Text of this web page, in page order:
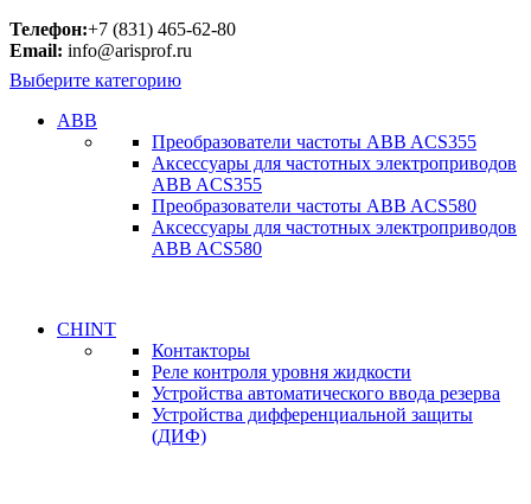
Телефон:+7 (831) 465-62-80
Email: info@arisprof.ru
Выберите категорию
ABB
Преобразователи частоты ABB ACS355
Аксессуары для частотных электроприводов
ABB ACS355
Преобразователи частоты ABB ACS580
Аксессуары для частотных электроприводов
ABB ACS580
CHINT
Контакторы
Реле контроля уровня жидкости
Устройства автоматического ввода резерва
Устройства дифференциальной защиты
(ДИФ)